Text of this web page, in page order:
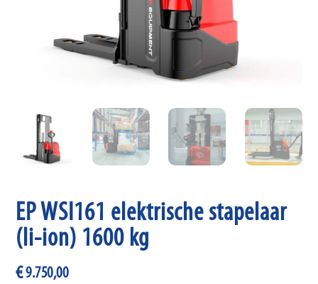
EP WSI161 elektrische stapelaar
(li-ion) 1600 kg
€9.750,00